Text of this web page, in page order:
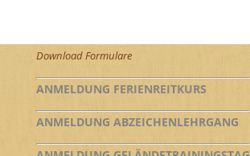
Download Formulare
ANMELDUNG FERIENREITKURS
ANMELDUNG ABZEICHENLEHRGANG